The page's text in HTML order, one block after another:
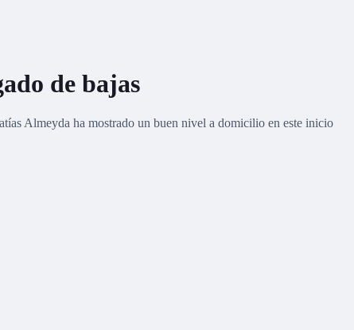
de bajas
Almeyda ha mostrado un buen nivel a domicilio en este inicio